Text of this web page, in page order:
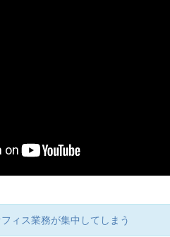
ィス業務が集中してしまう